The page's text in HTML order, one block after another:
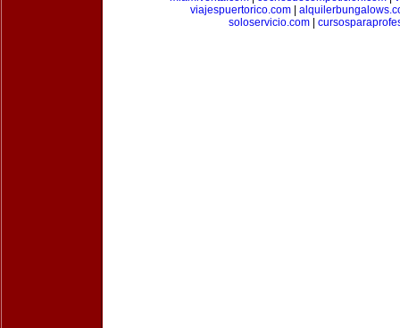
viajespuertorico.com|
soloservicio.com|